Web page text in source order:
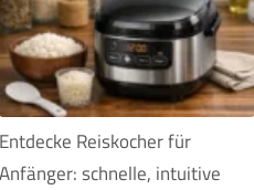
Entdecke Reiskocher für
Anfänger: schnelle, intuitive